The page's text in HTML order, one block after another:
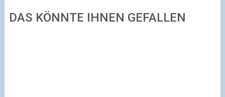
DAS KÖNNTE IHNEN GEFALLEN